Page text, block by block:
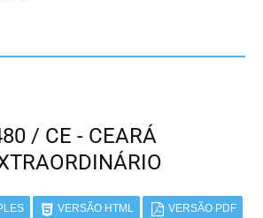
/ CE - CEARÁ
VERSÃO HTML VERSÃO PDF